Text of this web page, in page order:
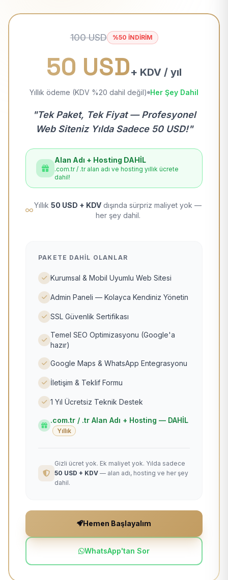
100 USD %50 İNDİRİM
50 USD+ KDV / yıl
Yıllık ödeme (KDV %20 dahil değil) Her Şey Dahil
"Tek Paket, Tek Fiyat — Profesyonel
Web Siteniz Yılda Sadece 50 USD!"
Alan Adı + Hosting DAHİL
.com.tr / .tr alan adı ve hosting yıllık ücrete
dahil!
Yıllık 50 USD + KDV dışında sürpriz maliyet yok —
her şey dahil.
PAKETE DAHIL OLANLAR
Kurumsal & Mobil Uyumlu Web Sitesi
Admin Paneli — Kolayca Kendiniz Yönetin
SSL Güvenlik Sertifikası
Temel SEO Optimizasyonu (Google'a
hazır)
Google Maps & WhatsApp Entegrasyonu
İletişim & Teklif Formu
1 Yıl Ücretsiz Teknik Destek
.com.tr / .tr Alan Adı + Hosting — DAHİL
Yıllık
Gizli ücret yok. Ek maliyet yok. Yılda sadece
50 USD + KDV — alan adı, hosting ve her şey
dahil.
Hemen Başlayalım
WhatsApp'tan Sor